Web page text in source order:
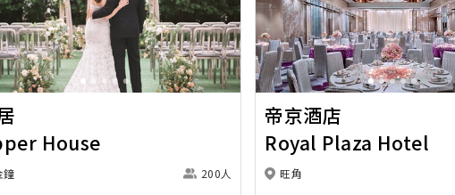
Next
House
鐘 200人
Previous
帝京酒店
Royal Plaza Hotel
旺角